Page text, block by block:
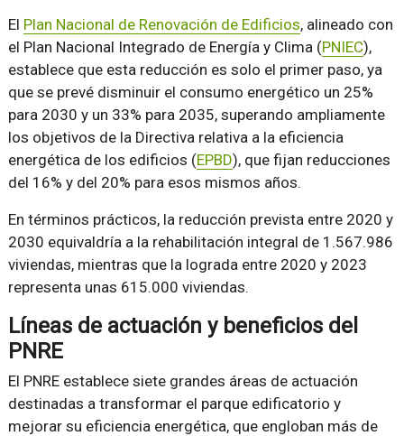
El Plan Nacional de Renovación de Edificios, alineado con
el Plan Nacional Integrado de Energía y Clima (PNIEC),
establece que esta reducción es solo el primer paso, ya
que se prevé disminuir el consumo energético un 25%
para 2030 y un 33% para 2035, superando ampliamente
los objetivos de la Directiva relativa a la eficiencia
energética de los edificios (EPBD), que fijan reducciones
del 16% y del 20% para esos mismos años.
En términos prácticos, la reducción prevista entre 2020 y
2030 equivaldría a la rehabilitación integral de 1.567.986
viviendas, mientras que la lograda entre 2020 y 2023
representa unas 615.000 viviendas.
Líneas de actuación y beneficios del
PNRE
El PNRE establece siete grandes áreas de actuación
destinadas a transformar el parque edificatorio y
mejorar su eficiencia energética, que engloban más de